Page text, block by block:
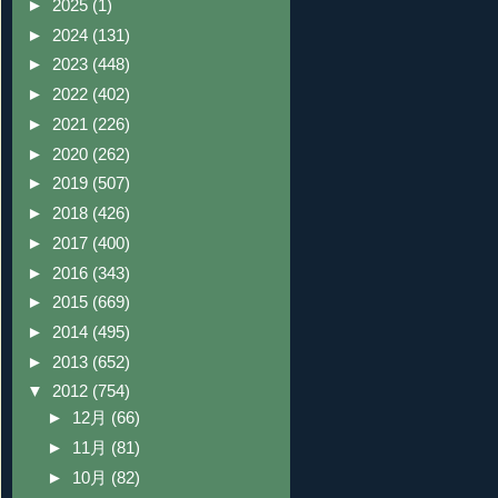
► 2025 (1)
► 2024 (131)
► 2023 (448)
► 2022 (402)
► 2021 (226)
► 2020 (262)
► 2019 (507)
► 2018 (426)
► 2017 (400)
► 2016 (343)
► 2015 (669)
► 2014 (495)
► 2013 (652)
▼ 2012 (754)
► 12月 (66)
► 11月 (81)
► 10月 (82)